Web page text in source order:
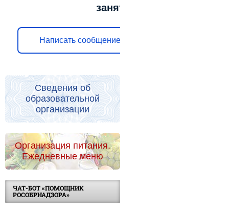
занятия?
Написать сообщение
Сведения об
образовательной
организации
Организация питания.
Ежедневные меню
ЧАТ-БОТ «ПОМОЩНИК
РОСОБРНАДЗОРА»